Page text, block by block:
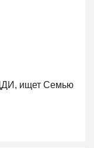
ищет Семью